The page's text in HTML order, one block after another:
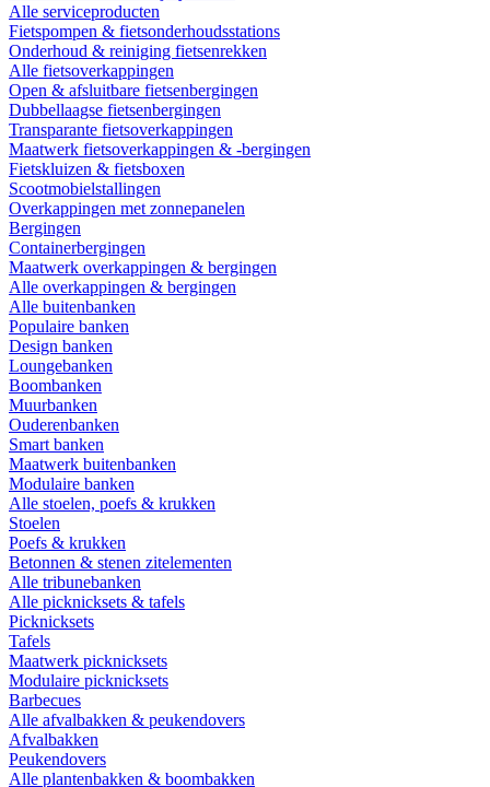
Alle serviceproducten
Fietspompen & fietsonderhoudsstations
Onderhoud & reiniging fietsenrekken
Alle fietsoverkappingen
Open & afsluitbare fietsenbergingen
Dubbellaagse fietsenbergingen
Transparante fietsoverkappingen
Maatwerk fietsoverkappingen & -bergingen
Fietskluizen & fietsboxen
Scootmobielstallingen
Overkappingen met zonnepanelen
Bergingen
Containerbergingen
Maatwerk overkappingen & bergingen
Alle overkappingen & bergingen
Alle buitenbanken
Populaire banken
Design banken
Loungebanken
Boombanken
Muurbanken
Ouderenbanken
Smart banken
Maatwerk buitenbanken
Modulaire banken
Alle stoelen, poefs & krukken
Stoelen
Poefs & krukken
Betonnen & stenen zitelementen
Alle tribunebanken
Alle picknicksets & tafels
Picknicksets
Tafels
Maatwerk picknicksets
Modulaire picknicksets
Barbecues
Alle afvalbakken & peukendovers
Afvalbakken
Peukendovers
Alle plantenbakken & boombakken